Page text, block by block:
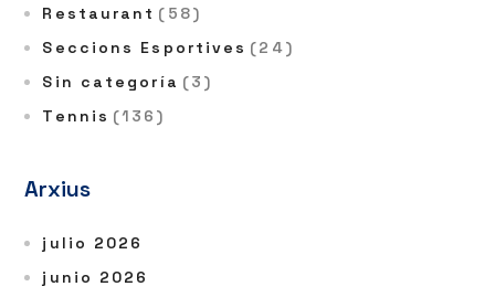
Restaurant (58)
Seccions Esportives (24)
Sin categoría (3)
Tennis (136)
Arxius
julio 2026
junio 2026